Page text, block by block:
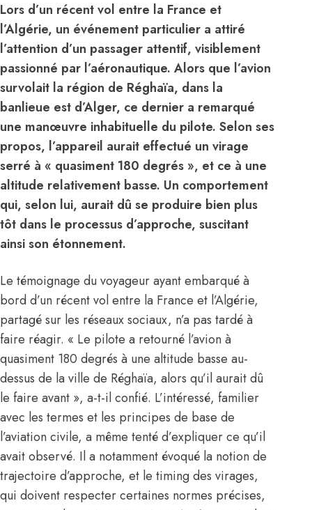
Lors d’un récent vol entre la France et
l’Algérie, un événement particulier a attiré
l’attention d’un passager attentif, visiblement
passionné par l’aéronautique. Alors que l’avion
survolait la région de Réghaïa, dans la
banlieue est d’Alger, ce dernier a remarqué
une manœuvre inhabituelle du pilote. Selon ses
propos, l’appareil aurait effectué un virage
serré à « quasiment 180 degrés », et ce à une
altitude relativement basse. Un comportement
qui, selon lui, aurait dû se produire bien plus
tôt dans le processus d’approche, suscitant
ainsi son étonnement.
Le témoignage du voyageur ayant embarqué à
bord d’un récent vol entre la France et l’Algérie,
partagé sur les réseaux sociaux, n’a pas tardé à
faire réagir. « Le pilote a retourné l’avion à
quasiment 180 degrés à une altitude basse au-
dessus de la ville de Réghaïa, alors qu’il aurait dû
le faire avant », a-t-il confié. L’intéressé, familier
avec les termes et les principes de base de
l’aviation civile, a même tenté d’expliquer ce qu’il
avait observé. Il a notamment évoqué la notion de
trajectoire d’approche, et le timing des virages,
qui doivent respecter certaines normes précises,